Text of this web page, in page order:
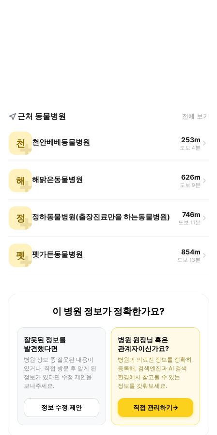
근처 동물병원 전체 보기
천 천안베베동물병원 253m
도보 4분
해 해맑은동물병원 626m
도보 9분
정 정하동물병원(출장진료만을 하는동물병원) 746m
도보 11분
펫 펫가든동물병원 854m
도보 13분
이 병원 정보가 정확한가요?
잘못된 정보를
발견했다면
병원 정보 중 잘못된 내용이
있거나, 직접 방문 후 알게 된
정보가 있다면 수정 제안을
보내주세요.
정보 수정 제안
병원 원장님 혹은
관계자이신가요?
병원과 의료진 정보를 정확히
등록해, 검색엔진과 AI 검색
환경에서 참고될 수 있는
정보를 갖춰보세요.
직접 관리하기→